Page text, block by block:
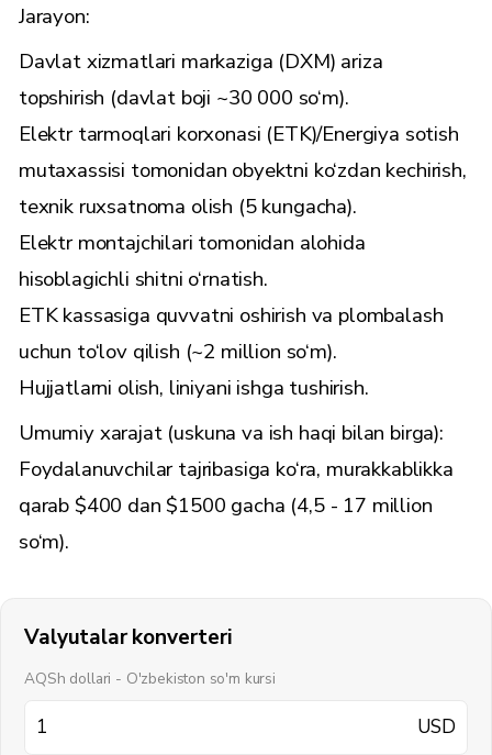
Jarayon:
Davlat xizmatlari markaziga (DXM) ariza
topshirish (davlat boji ~30 000 so‘m).
Elektr tarmoqlari korxonasi (ETK)/Energiya sotish
mutaxassisi tomonidan obyektni ko‘zdan kechirish,
texnik ruxsatnoma olish (5 kungacha).
Elektr montajchilari tomonidan alohida
hisoblagichli shitni o‘rnatish.
ETK kassasiga quvvatni oshirish va plombalash
uchun to‘lov qilish (~2 million so‘m).
Hujjatlarni olish, liniyani ishga tushirish.
Umumiy xarajat (uskuna va ish haqi bilan birga):
Foydalanuvchilar tajribasiga ko‘ra, murakkablikka
qarab $400 dan $1500 gacha (4,5 - 17 million
so‘m).
Valyutalar konverteri
AQSh dollari - O'zbekiston so'm kursi
USD